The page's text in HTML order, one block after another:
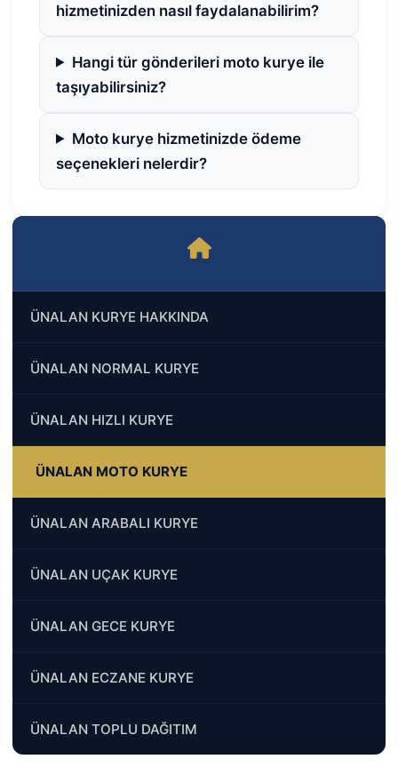
ÜNALAN KURYE HAKKINDA
ÜNALAN NORMAL KURYE
ÜNALAN HIZLI KURYE
ÜNALAN MOTO KURYE
ÜNALAN ARABALI KURYE
ÜNALAN UÇAK KURYE
ÜNALAN GECE KURYE
ÜNALAN ECZANE KURYE
ÜNALAN TOPLU DAĞITIM
hizmetinizden nasıl faydalanabilirim?
Hangi tür gönderileri moto kurye ile
taşıyabilirsiniz?
Moto kurye hizmetinizde ödeme
seçenekleri nelerdir?